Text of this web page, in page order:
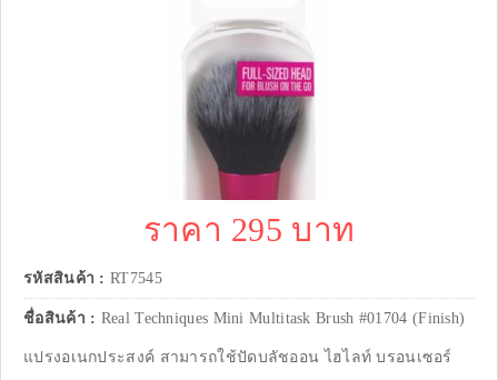
ราคา 295 บาท
รหัสสินค้า : RT7545
ชื่อสินค้า : Real Techniques Mini Multitask Brush #01704 (Finish)
แปรงอเนกประสงค์ สามารถใช้ปัดบลัชออน ไฮไลท์ บรอนเซอร์